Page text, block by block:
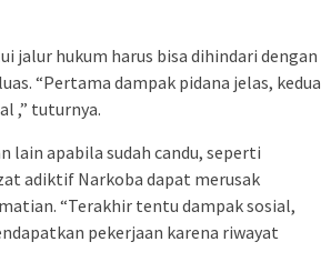
jalur hukum harus bisa dihindari dengan
“Pertama dampak pidana jelas, kedua
,” tuturnya.
lain apabila sudah candu, seperti
adiktif Narkoba dapat merusak
“Terakhir tentu dampak sosial,
pekerjaan karena riwayat